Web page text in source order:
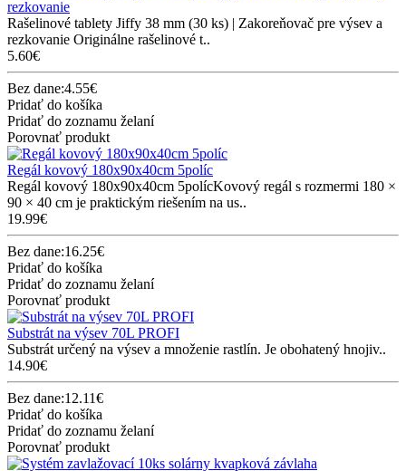
rezkovanie
Rašelinové tablety Jiffy 38 mm (30 ks) | Zakoreňovač pre výsev a
rezkovanie Originálne rašelinové t..
5.60€
Bez dane:4.55€
Pridať do košíka
Pridať do zoznamu želaní
Porovnať produkt
Regál kovový 180x90x40cm 5políc
Regál kovový 180x90x40cm 5polícKovový regál s rozmermi 180 ×
90 × 40 cm je praktickým riešením na us..
19.99€
Bez dane:16.25€
Pridať do košíka
Pridať do zoznamu želaní
Porovnať produkt
Substrát na výsev 70L PROFI
Substrát určený na výsev a množenie rastlín. Je obohatený hnojiv..
14.90€
Bez dane:12.11€
Pridať do košíka
Pridať do zoznamu želaní
Porovnať produkt